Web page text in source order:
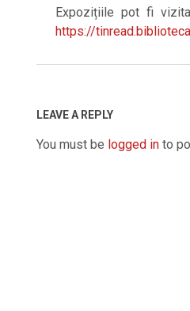
Expozițiile pot fi
https://
06
LEAVE A REPLY
You must be logged in to